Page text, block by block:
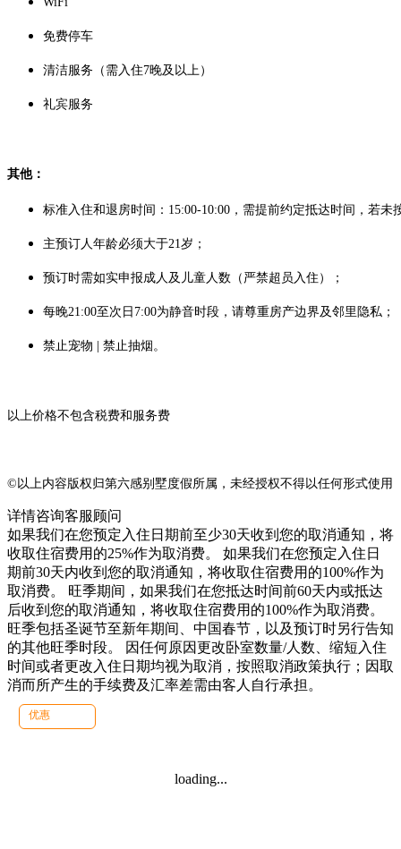
免费停车
清洁服务（需入住7晚及以上）
礼宾服务
其他：
标准入住和退房时间：15:00-10:00，需提前约定抵达时间，若
主预订人年龄必须大于21岁；
预订时需如实申报成人及儿童人数（严禁超员入住）；
每晚21:00至次日7:00为静音时段，请尊重房产边界及邻里隐私；
禁止宠物 | 禁止抽烟。
以上价格不包含税费和服务费
©以上内容版权归第六感别墅度假所属，未经授权不得以任何形式使用
详情咨询客服顾问
如果我们在您预定入住日期前至少30天收到您的取消通知，将
收取住宿费用的25%作为取消费。 如果我们在您预定入住日
期前30天内收到您的取消通知，将收取住宿费用的100%作为
取消费。 旺季期间，如果我们在您抵达时间前60天内或抵达
后收到您的取消通知，将收取住宿费用的100%作为取消费。
旺季包括圣诞节至新年期间、中国春节，以及预订时另行告知
的其他旺季时段。 因任何原因更改卧室数量/人数、缩短入住
时间或者更改入住日期均视为取消，按照取消政策执行；因取
消而所产生的手续费及汇率差需由客人自行承担。
优惠
loading...